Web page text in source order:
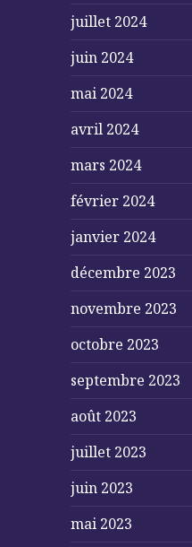
juillet 2024
juin 2024
mai 2024
avril 2024
mars 2024
février 2024
janvier 2024
décembre 2023
novembre 2023
octobre 2023
septembre 2023
août 2023
juillet 2023
juin 2023
mai 2023